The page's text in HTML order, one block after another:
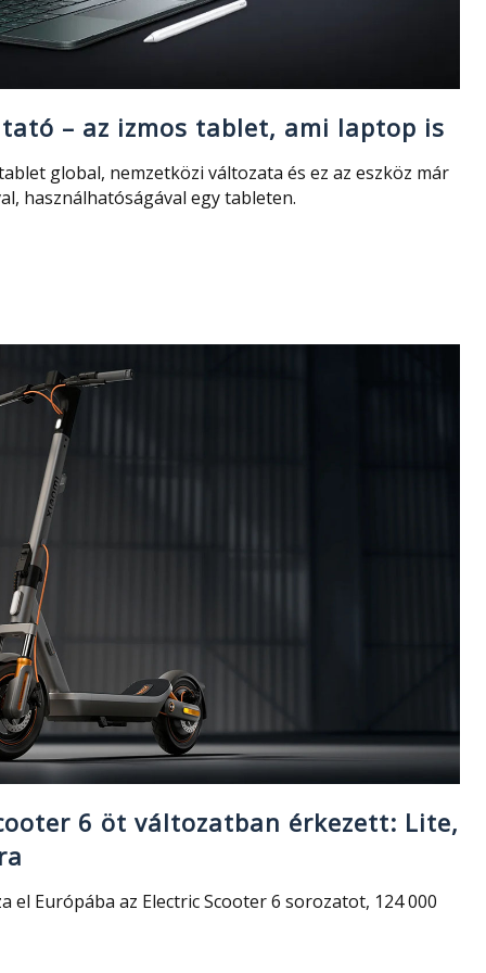
– az izmos tablet, ami laptop is
global, nemzetközi változata és ez az eszköz már
használhatóságával egy tableten.
6 öt változatban érkezett: Lite,
el Európába az Electric Scooter 6 sorozatot, 124 000